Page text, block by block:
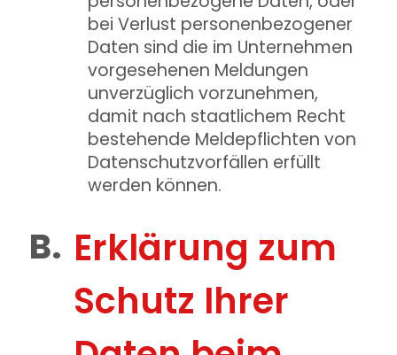
bei Verlust personenbezogener
Daten sind die im Unternehmen
vorgesehenen Meldungen
unverzüglich vorzunehmen,
damit nach staatlichem Recht
bestehende Meldepflichten von
Datenschutzvorfällen erfüllt
werden können.
Erklärung zum
Schutz Ihrer